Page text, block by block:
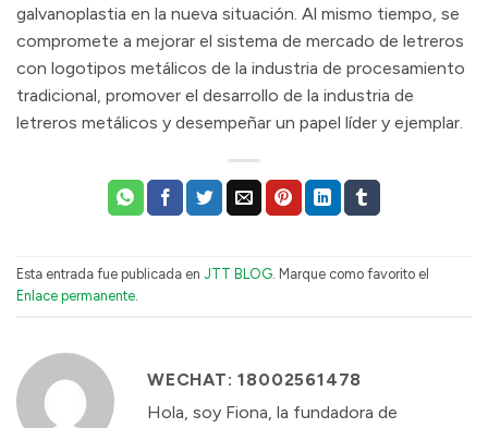
galvanoplastia en la nueva situación. Al mismo tiempo, se
compromete a mejorar el sistema de mercado de letreros
con logotipos metálicos de la industria de procesamiento
tradicional, promover el desarrollo de la industria de
letreros metálicos y desempeñar un papel líder y ejemplar.
Esta entrada fue publicada en JTT BLOG. Marque como favorito el
Enlace permanente.
WECHAT: 18002561478
Hola, soy Fiona, la fundadora de